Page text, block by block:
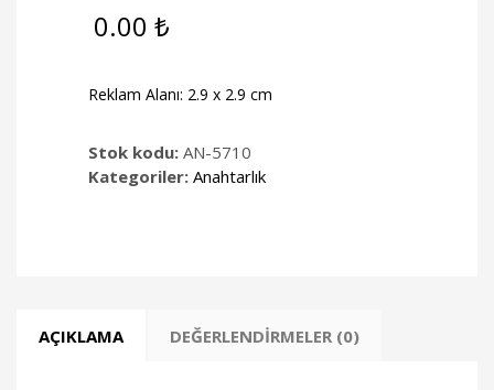
0.00 ₺
Reklam Alanı: 2.9 x 2.9 cm
Stok kodu: AN-5710
Kategoriler: Anahtarlık
AÇIKLAMA DEĞERLENDIRMELER (0)